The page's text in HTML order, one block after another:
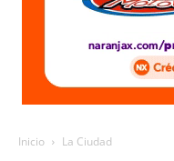
Inicio La Ciudad